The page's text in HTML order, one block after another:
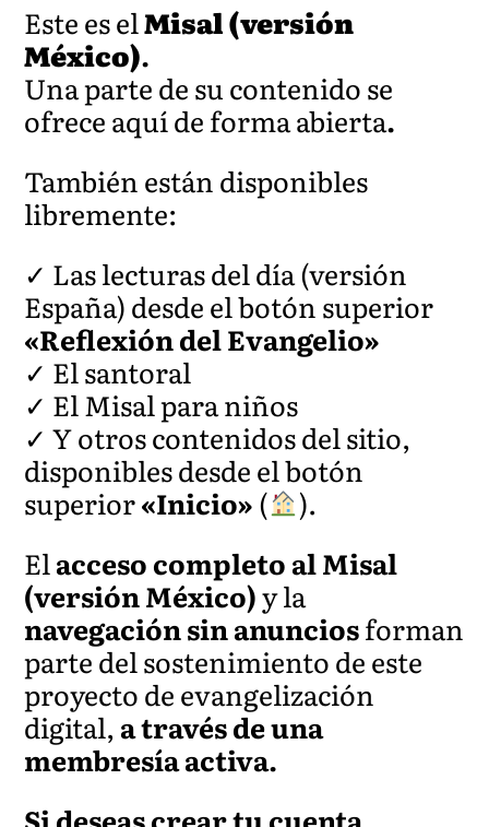
Este es elMisal (versión
México).
Una parte de su contenido se
ofrece aquí de forma abierta.
También están disponibles
libremente:
✓ Las lecturas del día (versión
España) desde el botón superior
«Reflexión del Evangelio»
✓ El santoral
✓ El Misal para niños
✓ Y otros contenidos del sitio,
disponibles desde el botón
superior«Inicio»(
).
Elacceso completo al Misal
(versión México)y la
navegación sin anunciosforman
parte del sostenimiento de este
proyecto de evangelización
digital, a través de una
membresía activa.